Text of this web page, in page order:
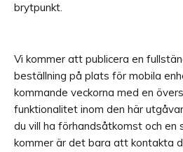
brytpunkt.
Vi kommer att publicera en
beställning på plats för mobila
kommande veckorna med en
funktionalitet inom den här
du vill ha förhandsåtkomst och en
kommer är det bara att kontakta